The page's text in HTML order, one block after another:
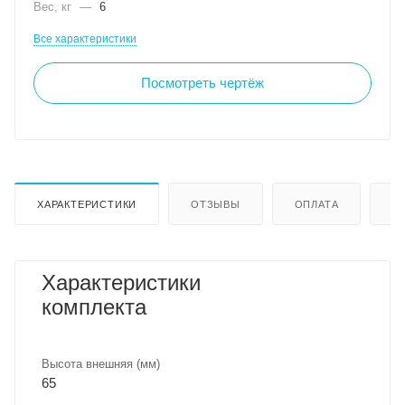
Вес, кг — 6
Все характеристики
Посмотреть чертёж
ХАРАКТЕРИСТИКИ ОТЗЫВЫ ОПЛАТА
Характеристики
комплекта
Высота внешняя (мм)
65